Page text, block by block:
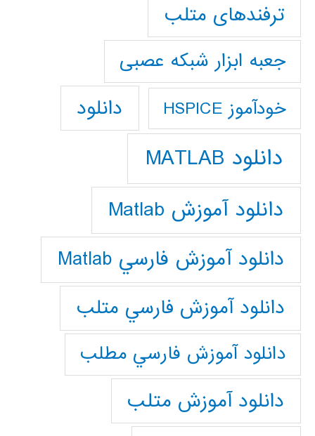
ترفندهای متلب
جعبه ابزار شبکه عصبی
خودآموز HSPICE دانلود
دانلود MATLAB
دانلود آموزش Matlab
دانلود آموزش فارسي Matlab
دانلود آموزش فارسي متلب
دانلود آموزش فارسي مطلب
دانلود آموزش متلب